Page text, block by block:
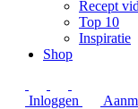
Recept
Top 10
Inspiratie
Shop
Inloggen